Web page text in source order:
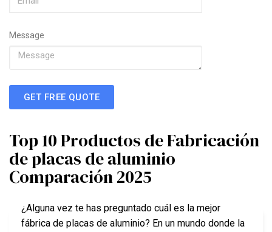
Message
GET FREE QUOTE
Top 10 Productos de Fabricación
de placas de aluminio
Comparación 2025
¿Alguna vez te has preguntado cuál es la mejor
fábrica de placas de aluminio? En un mundo donde la